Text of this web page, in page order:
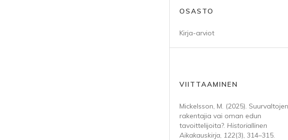
OSASTO
Kirja-arviot
VIITTAAMINEN
Mickelsson, M. (2025). Suurvaltojen
rakentajia vai oman edun
tavoittelijoita?. Historiallinen
Aikakauskirja, 122(3), 314–315.